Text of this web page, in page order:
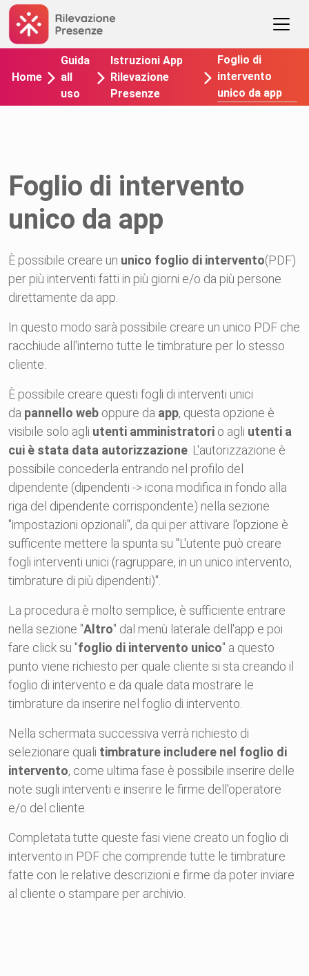
Home
Guida
all
uso
Istruzioni App
Rilevazione
Presenze
Foglio di
intervento
unico da app
Foglio di intervento
unico da app
È possibile creare un unico foglio di intervento(PDF)
per più interventi fatti in più giorni e/o da più persone
direttamente da app.
In questo modo sarà possibile creare un unico PDF che
racchiude all'interno tutte le timbrature per lo stesso
cliente.
È possibile creare questi fogli di interventi unici
da pannello web oppure da app, questa opzione è
visibile solo agli utenti amministratori o agli utenti a
cui è stata data autorizzazione . L'autorizzazione è
possibile concederla entrando nel profilo del
dipendente (dipendenti -> icona modifica in fondo alla
riga del dipendente corrispondente) nella sezione
"impostazioni opzionali", da qui per attivare l'opzione è
sufficente mettere la spunta su "L'utente può creare
fogli interventi unici (ragruppare, in un unico intervento,
timbrature di più dipendenti)".
La procedura è molto semplice, è sufficiente entrare
nella sezione "Altro" dal menù laterale dell'app e poi
fare click su "foglio di intervento unico" a questo
punto viene richiesto per quale cliente si sta creando il
foglio di intervento e da quale data mostrare le
timbrature da inserire nel foglio di intervento.
Nella schermata successiva verrà richiesto di
selezionare quali timbrature includere nel foglio di
intervento, come ultima fase è possibile inserire delle
note sugli interventi e inserire le firme dell'operatore
e/o del cliente.
Completata tutte queste fasi viene creato un foglio di
intervento in PDF che comprende tutte le timbrature
fatte con le relative descrizioni e firme da poter inviare
al cliente o stampare per archivio.